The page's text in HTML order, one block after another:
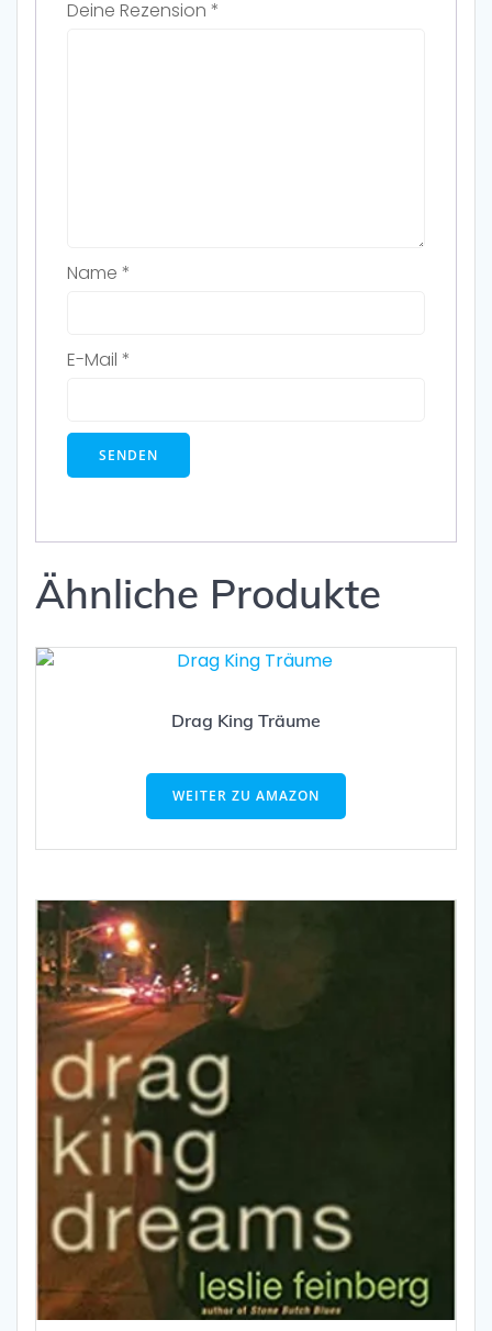
Deine Rezension *
Name *
E-Mail *
Ähnliche Produkte
Drag King Träume
WEITER ZU AMAZON